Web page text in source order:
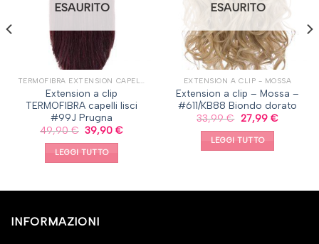
ESAURITO
TERMOFIBRA EXTENSION CAPELLI A CLIP, CAPELLI LISCI
Extension a clip
TERMOFIBRA capelli lisci
#99J Prugna
49,90€ 39,90€
LEGGI TUTTO
ESAURITO
EXTENSION A CLIP - MOSSA
Extension a clip – Mossa –
#611/KB88 Biondo dorato
33,99€ 27,99 €
LEGGI TUTTO
INFORMAZIONI